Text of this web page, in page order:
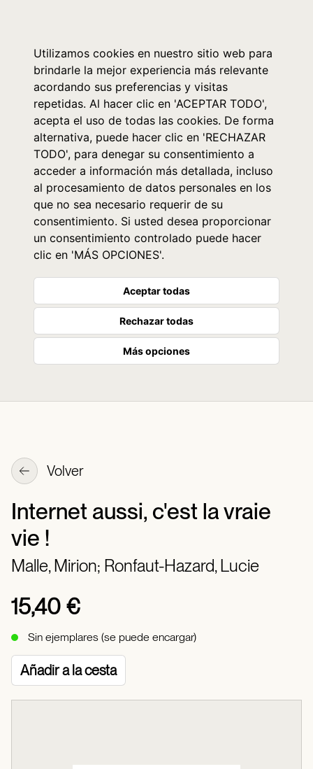
Utilizamos cookies en nuestro sitio web para
brindarle la mejor experiencia más relevante
acordando sus preferencias y visitas
repetidas. Al hacer clic en 'ACEPTAR TODO',
acepta el uso de todas las cookies. De forma
alternativa, puede hacer clic en 'RECHAZAR
TODO', para denegar su consentimiento a
acceder a información más detallada, incluso
al procesamiento de datos personales en los
que no sea necesario requerir de su
consentimiento. Si usted desea proporcionar
un consentimiento controlado puede hacer
clic en 'MÁS OPCIONES'.
Aceptar todas
Rechazar todas
Más opciones
Volver
Internet aussi, c'est la vraie
vie !
Malle, Mirion; Ronfaut-Hazard, Lucie
15,40 €
Sin ejemplares (se puede encargar)
Añadir a la cesta